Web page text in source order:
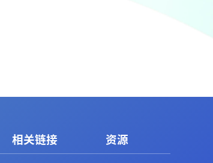
相关链接 资源